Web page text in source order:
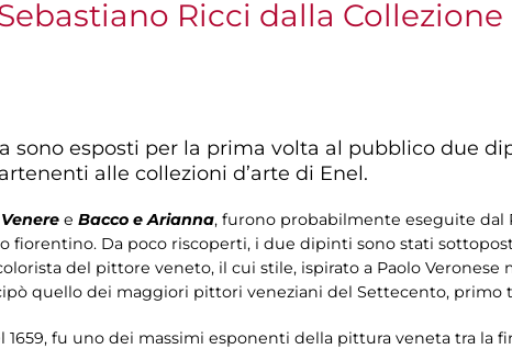
Ricci dalla Collezione
sono esposti per la prima volta al pubblico due
alle collezioni d’arte di Enel.
e Bacco e Arianna, furono probabilmente eseguite dal
fiorentino. Da poco riscoperti, i due dipinti sono stati
del pittore veneto, il cui stile, ispirato a Paolo Veronese
quello dei maggiori pittori veneziani del Settecento, primo
1659, fu uno dei massimi esponenti della pittura veneta tra la